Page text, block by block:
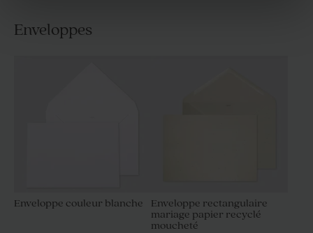
Enveloppes
Enveloppe couleur blanche
Enveloppe rectangulaire
mariage papier recyclé
moucheté